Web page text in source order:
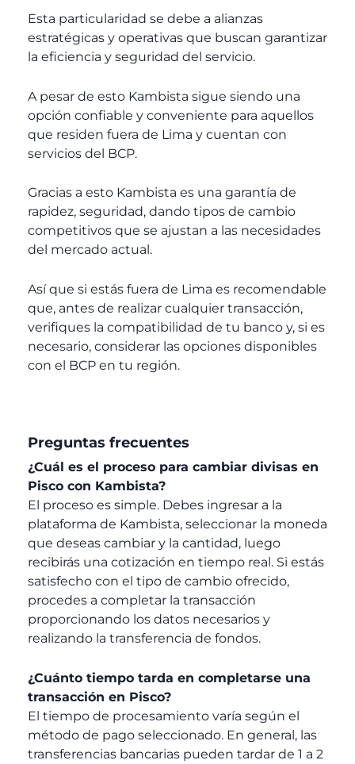
Esta particularidad se debe a alianzas
estratégicas y operativas que buscan garantizar
la eficiencia y seguridad del servicio.
A pesar de esto Kambista sigue siendo una
opción confiable y conveniente para aquellos
que residen fuera de Lima y cuentan con
servicios del BCP.
Gracias a esto Kambista es una garantía de
rapidez, seguridad, dando tipos de cambio
competitivos que se ajustan a las necesidades
del mercado actual.
Así que si estás fuera de Lima es recomendable
que, antes de realizar cualquier transacción,
verifiques la compatibilidad de tu banco y, si es
necesario, considerar las opciones disponibles
con el BCP en tu región.
Preguntas frecuentes
¿Cuál es el proceso para cambiar divisas en
Pisco con Kambista?
El proceso es simple. Debes ingresar a la
plataforma de Kambista, seleccionar la moneda
que deseas cambiar y la cantidad, luego
recibirás una cotización en tiempo real. Si estás
satisfecho con el tipo de cambio ofrecido,
procedes a completar la transacción
proporcionando los datos necesarios y
realizando la transferencia de fondos.
¿Cuánto tiempo tarda en completarse una
transacción en Pisco?
El tiempo de procesamiento varía según el
método de pago seleccionado. En general, las
transferencias bancarias pueden tardar de 1 a 2